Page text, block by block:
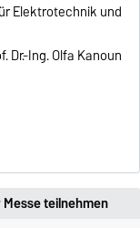
Elektrotechnik und
Dr.-Ing. Olfa Kanoun
teilnehmen